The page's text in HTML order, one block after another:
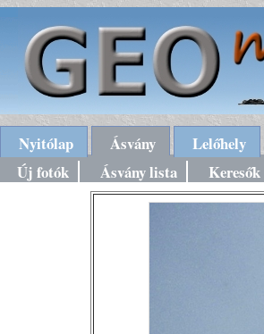
Nyitólap Ásvány Lelőhely
Új fotók
Ásvány lista Keresők